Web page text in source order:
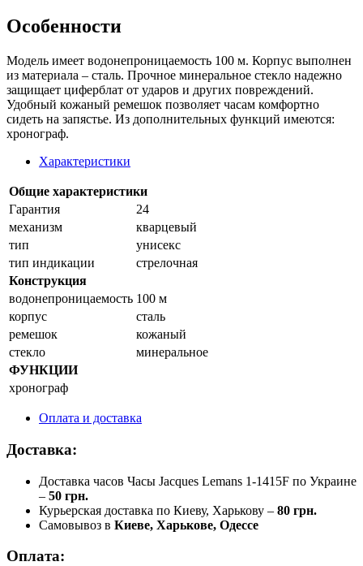
Особенности
Модель имеет водонепроницаемость 100 м. Корпус выполнен
из материала – сталь. Прочное минеральное стекло надежно
защищает циферблат от ударов и других повреждений.
Удобный кожаный ремешок позволяет часам комфортно
сидеть на запястье. Из дополнительных функций имеются:
хронограф.
Характеристики
Общие характеристики
Гарантия
24
механизм
кварцевый
тип
унисекс
тип индикации
стрелочная
Конструкция
водонепроницаемость 100 м
корпус
сталь
ремешок
кожаный
стекло
минеральное
ФУНКЦИИ
хронограф
Оплата и доставка
Доставка:
Доставка часов Часы Jacques Lemans 1-1415F по Украине
– 50 грн.
Курьерская доставка по Киеву, Харькову – 80 грн.
Самовывоз в Киеве, Харькове, Одессе
Оплата: